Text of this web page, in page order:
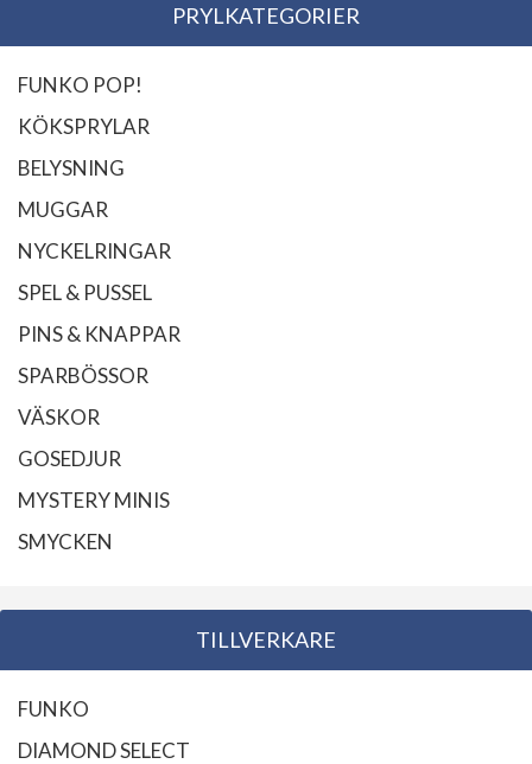
PRYLKATEGORIER
FUNKO POP!
KÖKSPRYLAR
BELYSNING
MUGGAR
NYCKELRINGAR
SPEL & PUSSEL
PINS & KNAPPAR
SPARBÖSSOR
VÄSKOR
GOSEDJUR
MYSTERY MINIS
SMYCKEN
TILLVERKARE
FUNKO
DIAMOND SELECT